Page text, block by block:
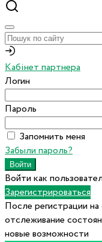
Кабінет партнера
Логин
Пароль
Запомнить меня
Забыли пароль?
Войти как
Зарегистрироваться
После регистрации
отслеживание
новые возможности